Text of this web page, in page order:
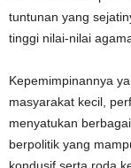
tuntunan yang
tinggi nilai-nilai
Kepemimpinannya
masyarakat kecil,
menyatukan
berpolitik yang